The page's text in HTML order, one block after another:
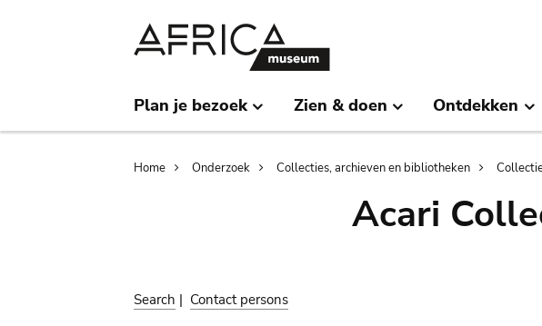
Plan je bezoek Zien & doen Ontdekken
Breadcrumb
Home Onderzoek Collecties, archieven en bibliotheken
Acari
Search | Contact persons